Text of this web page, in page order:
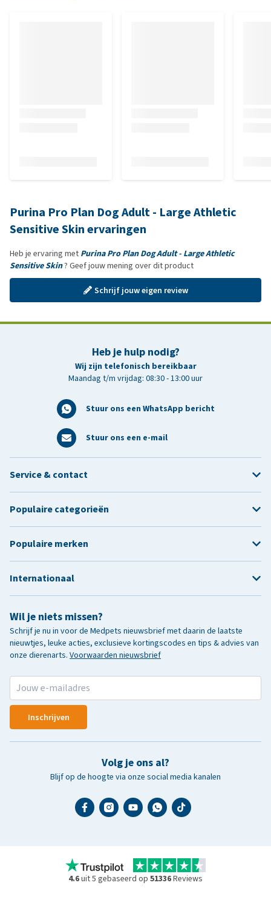
Purina Pro Plan Dog Adult - Large Athletic
Sensitive Skin ervaringen
Heb je ervaring met Purina Pro Plan Dog Adult - Large Athletic
Sensitive Skin? Geef jouw mening over dit product
Schrijf jouw eigen review
Heb je hulp nodig?
Wij zijn telefonisch bereikbaar
Maandag t/m vrijdag: 08:30 - 13:00 uur
Stuur ons een WhatsApp bericht
Stuur ons een e-mail
Wil je niets missen?
Schrijf je nu in voor de Medpets nieuwsbrief met daarin de laatste
nieuwtjes, leuke acties, exclusieve kortingscodes en tips & advies van
onze dierenarts. Voorwaarden nieuwsbrief
Inschrijven
Volg je ons al?
Blijf op de hoogte via onze social media kanalen
Service & contact
Populaire categorieën
Populaire merken
Internationaal
4.6uit 5 gebaseerd op 51336Reviews